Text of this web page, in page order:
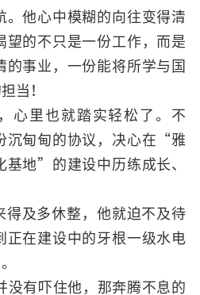
。他心中模糊的向往变得清
望的不只是一份工作，而是
的事业，一份能将所学与国
当！
心里也就踏实轻松了。不
沉甸甸的协议，决心在“雅
基地”的建设中历练成长、
得及多休整，他就迫不及待
正在建设中的牙根一级水电
没有吓住他，那奔腾不息的